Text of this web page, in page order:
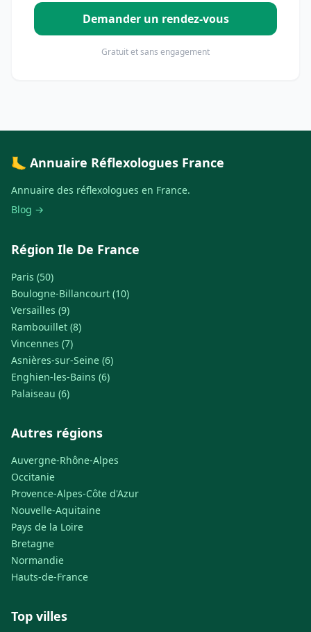
Demander un rendez-vous
Gratuit et sans engagement
🦶 Annuaire Réflexologues France
Annuaire des réflexologues en France.
Blog →
Région Ile De France
Paris (50)
Boulogne-Billancourt (10)
Versailles (9)
Rambouillet (8)
Vincennes (7)
Asnières-sur-Seine (6)
Enghien-les-Bains (6)
Palaiseau (6)
Autres régions
Auvergne-Rhône-Alpes
Occitanie
Provence-Alpes-Côte d'Azur
Nouvelle-Aquitaine
Pays de la Loire
Bretagne
Normandie
Hauts-de-France
Top villes